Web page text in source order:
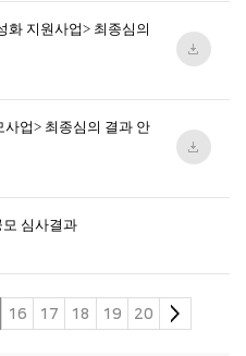
화 지원사업> 최종심의
업> 최종심의 결과 안
모 심사결과
16 17 18 19 20